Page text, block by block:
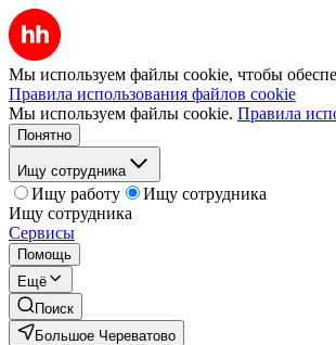
Мы используем файлы cookie, чтобы
Правила использования файлов cookie
Мы используем файлы cookie. Правила
Понятно
Ищу сотрудника
Ищу работу
Ищу сотрудника
Ищу сотрудника
Сервисы
Помощь
Ещё
Поиск
Большое Череватово